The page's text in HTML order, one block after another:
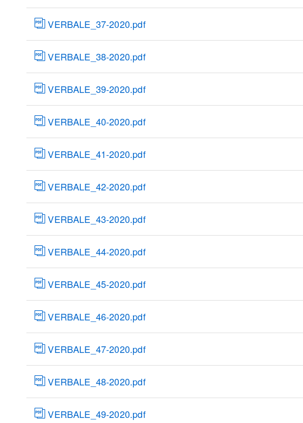
VERBALE_37-2020.pdf
VERBALE_38-2020.pdf
VERBALE_39-2020.pdf
VERBALE_40-2020.pdf
VERBALE_41-2020.pdf
VERBALE_42-2020.pdf
VERBALE_43-2020.pdf
VERBALE_44-2020.pdf
VERBALE_45-2020.pdf
VERBALE_46-2020.pdf
VERBALE_47-2020.pdf
VERBALE_48-2020.pdf
VERBALE_49-2020.pdf